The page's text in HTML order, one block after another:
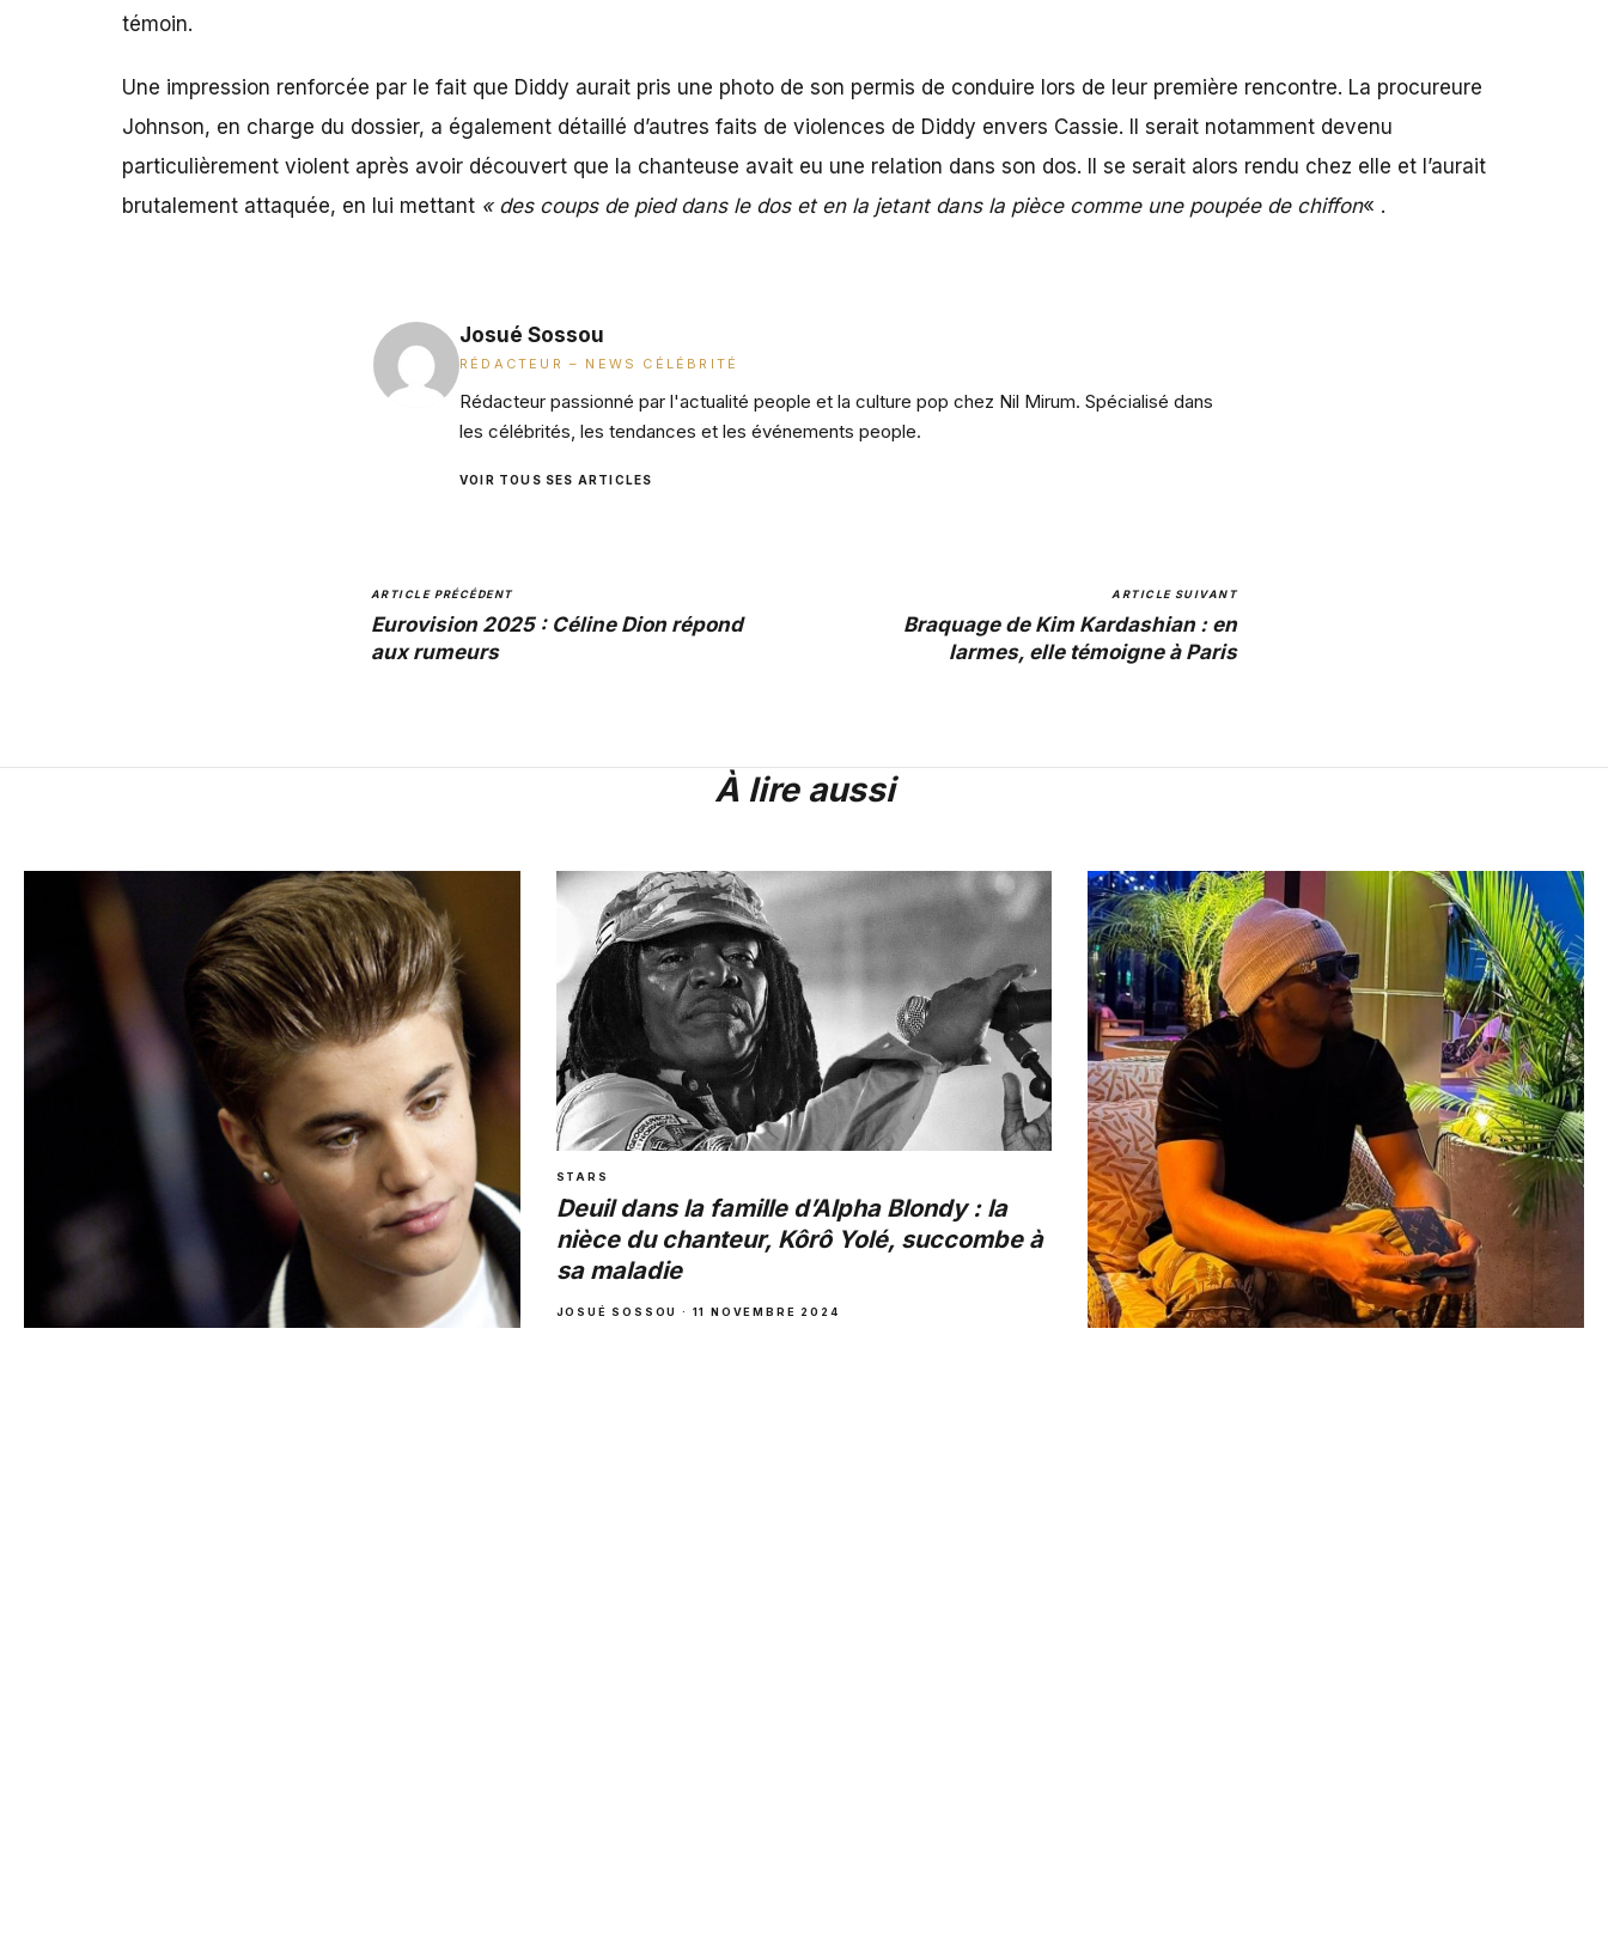
témoin.
Une impression renforcée par le fait que Diddy aurait pris une photo de son permis de conduire lors de leur première rencontre. La procureure
Johnson, en charge du dossier, a également détaillé d’autres faits de violences de Diddy envers Cassie. Il serait notamment devenu
particulièrement violent après avoir découvert que la chanteuse avait eu une relation dans son dos. Il se serait alors rendu chez elle et l’aurait
brutalement attaquée, en lui mettant « des coups de pied dans le dos et en la jetant dans la pièce comme une poupée de chiffon« .
Josué Sossou
RÉDACTEUR – NEWS CÉLÉBRITÉ
Rédacteur passionné par l'actualité people et la culture pop chez Nil Mirum. Spécialisé dans
les célébrités, les tendances et les événements people.
VOIR TOUS SES ARTICLES
ARTICLE PRÉCÉDENT
Eurovision 2025 : Céline Dion répond
aux rumeurs
ARTICLE SUIVANT
Braquage de Kim Kardashian : en
larmes, elle témoigne à Paris
À lire aussi
STARS
Deuil dans la famille d’Alpha Blondy : la
nièce du chanteur, Kôrô Yolé, succombe à
sa maladie
JOSUÉ SOSSOU · 11 NOVEMBRE 2024